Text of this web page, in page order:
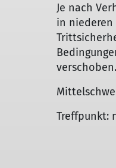
Je nach
in niederen
verschoben.
Treffpunkt: